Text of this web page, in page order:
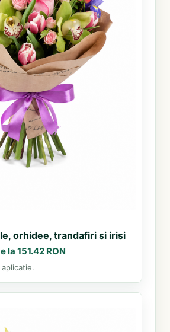
orhidee, trandafiri si irisi
la 151.42 RON